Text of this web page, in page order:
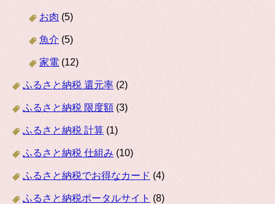
お肉 (5)
魚介 (5)
家電 (12)
ふるさと納税 還元率 (2)
ふるさと納税 限度額 (3)
ふるさと納税 計算 (1)
ふるさと納税 仕組み (10)
ふるさと納税でお得なカード (4)
ふるさと納税ポータルサイト (8)